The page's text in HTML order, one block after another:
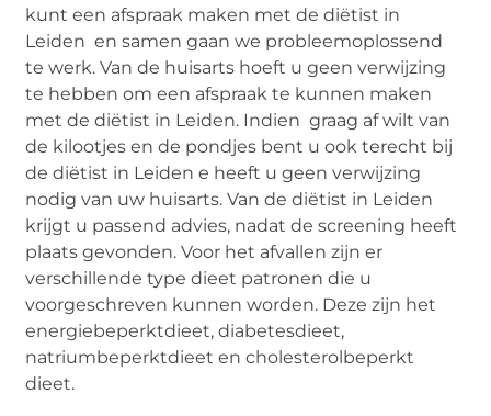
kunt een afspraak maken met de diëtist in
Leiden en samen gaan we probleemoplossend
te werk. Van de huisarts hoeft u geen verwijzing
te hebben om een afspraak te kunnen maken
met de diëtist in Leiden. Indien graag af wilt van
de kilootjes en de pondjes bent u ook terecht bij
de diëtist in Leiden e heeft u geen verwijzing
nodig van uw huisarts. Van de diëtist in Leiden
krijgt u passend advies, nadat de screening heeft
plaats gevonden. Voor het afvallen zijn er
verschillende type dieet patronen die u
voorgeschreven kunnen worden. Deze zijn het
energiebeperktdieet, diabetesdieet,
natriumbeperktdieet en cholesterolbeperkt
dieet.